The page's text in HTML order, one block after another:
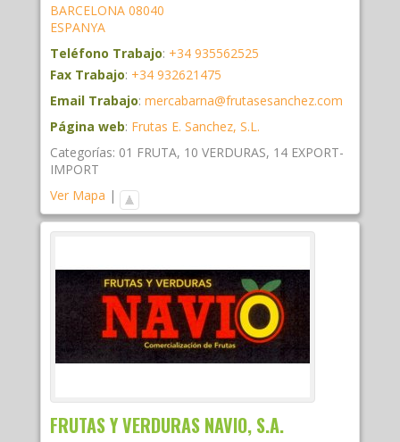
BARCELONA 08040
ESPANYA
Teléfono Trabajo: +34 935562525
Fax Trabajo: +34 932621475
Email Trabajo: mercabarna@frutasesanchez.com
Página web: Frutas E. Sanchez, S.L.
Categorías: 01 FRUTA, 10 VERDURAS, 14 EXPORT-
IMPORT
Ver Mapa |
FRUTAS Y VERDURAS NAVIO, S.A.